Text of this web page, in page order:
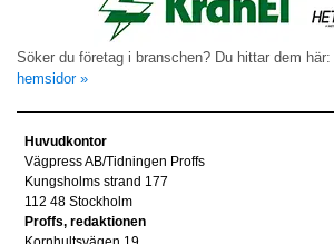
Söker du företag i branschen? Du hittar dem här:
hemsidor »
Huvudkontor
Vägpress AB/Tidningen Proffs
Kungsholms strand 177
112 48 Stockholm
Proffs, redaktionen